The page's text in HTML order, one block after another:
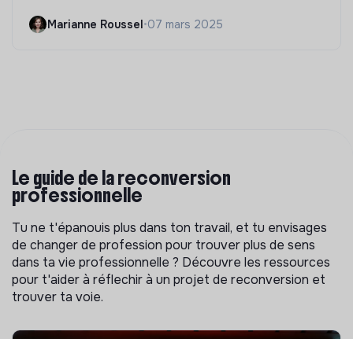
Marianne Roussel•07 mars 2025
Le guide de la reconversion
professionnelle
Tu ne t'épanouis plus dans ton travail, et tu envisages
de changer de profession pour trouver plus de sens
dans ta vie professionnelle ? Découvre les ressources
pour t'aider à réflechir à un projet de reconversion et
trouver ta voie.